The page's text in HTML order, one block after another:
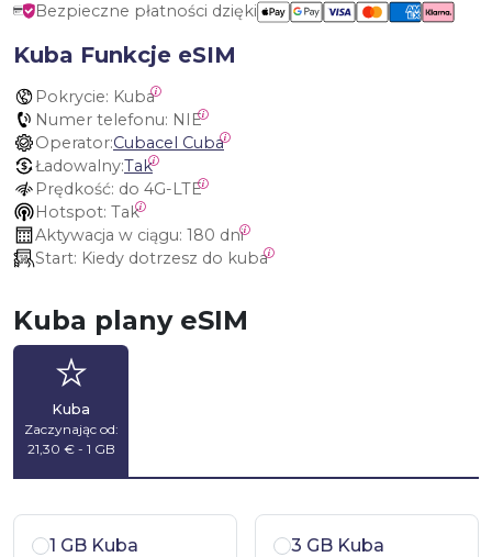
Bezpieczne płatności dzięki
Kuba Funkcje eSIM
Pokrycie: Kuba
Numer telefonu: NIE
Operator:Cubacel Cuba
Ładowalny:Tak
Prędkość: do 4G-LTE
Hotspot: Tak
Aktywacja w ciągu: 180 dni
Start: Kiedy dotrzesz do kuba
Kuba plany eSIM
Kuba
Zaczynając od:
21,30 € - 1 GB
1 GB Kuba 3 GB Kuba